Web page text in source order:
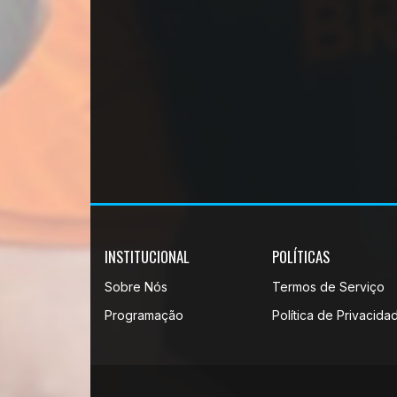
INSTITUCIONAL
Sobre Nós
Programação
POLÍTICAS
Termos de Serviço
Política de